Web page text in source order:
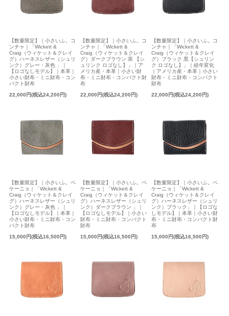
【数量限定】｜小さいふ。コ
ンチャ｜「Wickett &
Craig（ウィケット＆クレイ
グ）ハーネスレザー（シュリ
ンク）グレー・灰色 」｜
【ロゴなしモデル】｜本革｜
小さい財布・ミニ財布・コン
パクト財布
22,000円(税込24,200円)
【数量限定】｜小さいふ。コ
ンチャ｜「Wickett &
Craig（ウィケット＆クレイ
グ）ダークブラウン 茶 【シ
ュリンク ロゴなし】」｜ア
メリカ産・本革｜小さい財
布・ミニ財布・コンパクト財
布
22,000円(税込24,200円)
【数量限定】｜小さいふ。コ
ンチャ｜「Wickett &
Craig（ウィケット＆クレイ
グ）ブラック 黒【シュリン
ク ロゴなし】」｜経年変化
｜アメリカ産・本革｜小さい
財布・ミニ財布・コンパクト
財布
22,000円(税込24,200円)
【数量限定】｜小さいふ。ペ
ケーニョ｜「Wickett &
Craig（ウィケット＆クレイ
グ）ハーネスレザー（シュリ
ンク）グレー・灰色 」｜
【ロゴなしモデル】｜本革｜
小さい財布・ミニ財布・コン
パクト財布
15,000円(税込16,500円)
【数量限定】｜小さいふ。ペ
ケーニョ｜「Wickett &
Craig（ウィケット＆クレイ
グ）ハーネスレザー（シュリ
ンク）ダークブラウン 」｜
【ロゴなしモデル】｜小さい
財布・ミニ財布・コンパクト
財布
15,000円(税込16,500円)
【数量限定】｜小さいふ。ペ
ケーニョ｜「Wickett &
Craig（ウィケット＆クレイ
グ）ハーネスレザー（シュリ
ンク）ブラック」｜【ロゴな
しモデル】｜本革｜小さい財
布・ミニ財布・コンパクト財
布
15,000円(税込16,500円)